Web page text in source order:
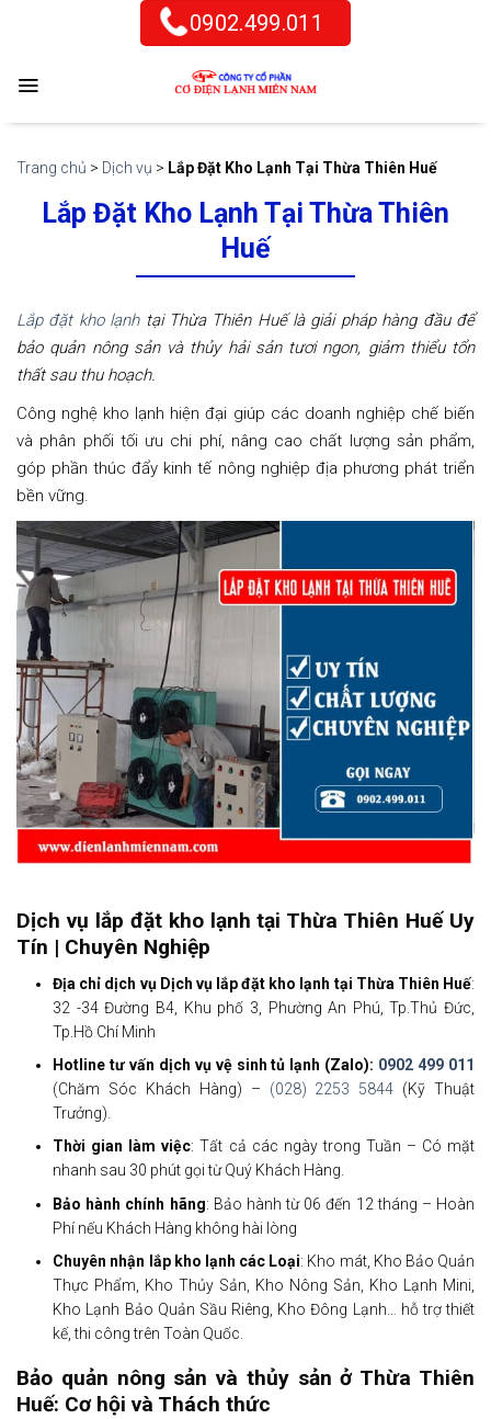
0902.499.011
Trang chủ > Dịch vụ > Lắp Đặt Kho Lạnh Tại Thừa Thiên Huế
Lắp Đặt Kho Lạnh Tại Thừa Thiên
Huế
Lắp đặt kho lạnhtại Thừa Thiên Huế là giải pháp hàng đầu để
bảo quản nông sản và thủy hải sản tươi ngon, giảm thiểu tổn
thất sau thu hoạch.
Công nghệ kho lạnh hiện đại giúp các doanh nghiệp chế biến
và phân phối tối ưu chi phí, nâng cao chất lượng sản phẩm,
góp phần thúc đẩy kinh tế nông nghiệp địa phương phát triển
bền vững.
Dịch vụ lắp đặt kho lạnh tại Thừa Thiên Huế Uy
Tín | Chuyên Nghiệp
Địa chỉ dịch vụ Dịch vụ lắp đặt kho lạnh tại Thừa Thiên Huế:
32 -34 Đường B4, Khu phố 3, Phường An Phú, Tp.Thủ Đức,
Tp.Hồ Chí Minh
Hotline tư vấn dịch vụ vệ sinh tủ lạnh (Zalo): 0902 499 011
(Chăm Sóc Khách Hàng) – (028) 2253 5844 (Kỹ Thuật
Trưởng).
Thời gian làm việc: Tất cả các ngày trong Tuần – Có mặt
nhanh sau 30 phút gọi từ Quý Khách Hàng.
Bảo hành chính hãng: Bảo hành từ 06 đến 12 tháng – Hoàn
Phí nếu Khách Hàng không hài lòng
Chuyên nhận lắp kho lạnh các Loại: Kho mát, Kho Bảo Quản
Thực Phẩm, Kho Thủy Sản, Kho Nông Sản, Kho Lạnh Mini,
Kho Lạnh Bảo Quản Sầu Riêng, Kho Đông Lạnh… hỗ trợ thiết
kế, thi công trên Toàn Quốc.
Bảo quản nông sản và thủy sản ở Thừa Thiên
Huế: Cơ hội và Thách thức